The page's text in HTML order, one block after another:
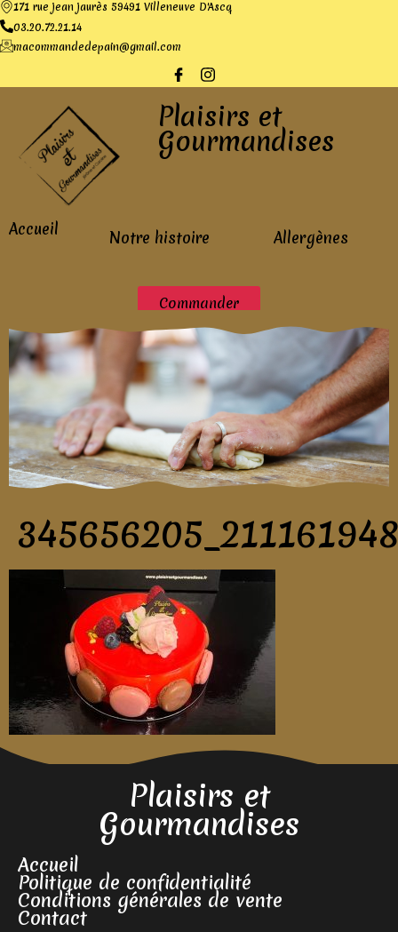
171 rue jean jaurès 59491 Villeneuve D'Ascq
03.20.72.21.14
macommandedepain@gmail.com
Plaisirs et
Gourmandises
Accueil Notre histoire Allergènes
Commander
Plaisirs et
Gourmandises
Accueil
Politique de confidentialité
Conditions générales de vente
Contact